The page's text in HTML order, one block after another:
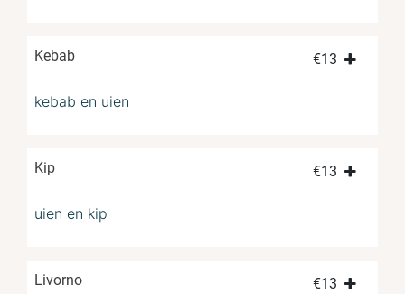
Kebab €13
kebab en uien
Kip €13
uien en kip
Livorno €13